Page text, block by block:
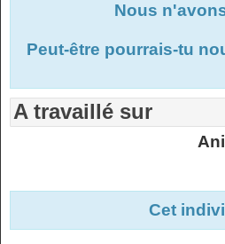
Nous
Peut-être pourrais-tu
A travaillé sur
Cet